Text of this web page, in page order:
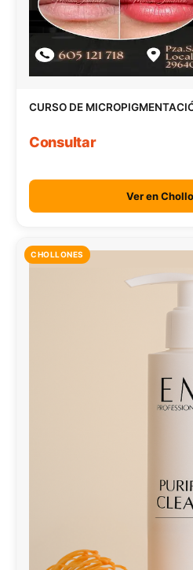
CURSO DE
Consultar
Ver en
CHOLLONES